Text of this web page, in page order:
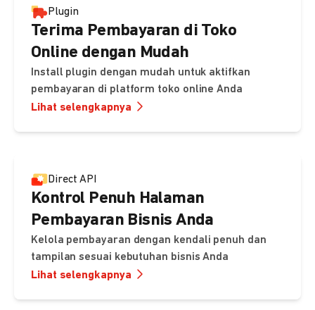
Plugin
Terima Pembayaran di Toko
Online dengan Mudah
Install plugin dengan mudah untuk aktifkan
pembayaran di platform toko online Anda
Lihat selengkapnya
Direct API
Kontrol Penuh Halaman
Pembayaran Bisnis Anda
Kelola pembayaran dengan kendali penuh dan
tampilan sesuai kebutuhan bisnis Anda
Lihat selengkapnya